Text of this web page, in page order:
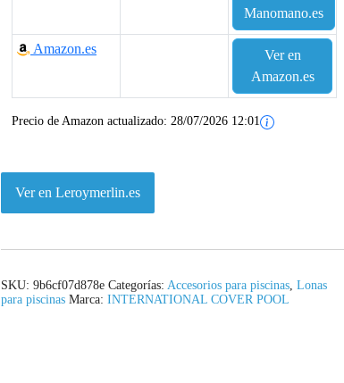
Manomano.es
Amazon.es
Ver en
Amazon.es
Precio de Amazon actualizado: 28/07/2026 12:01
Ver en Leroymerlin.es
SKU: 9b6cf07d878e Categorías: Accesorios para piscinas, Lonas
para piscinas Marca: INTERNATIONAL COVER POOL